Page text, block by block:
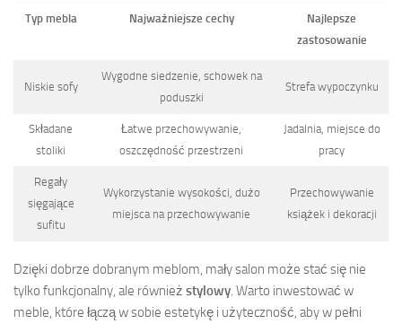
Typ mebla Najważniejsze cechy
Najlepsze
zastosowanie
Niskie sofy
Wygodne siedzenie, schowek na
poduszki
Strefa wypoczynku
Składane
stoliki
Łatwe przechowywanie,
oszczędność przestrzeni
Jadalnia, miejsce do
pracy
Regały
sięgające
sufitu
Wykorzystanie wysokości, dużo
miejsca na przechowywanie
Przechowywanie
książek i dekoracji
Dzięki dobrze dobranym meblom, mały salon może stać się nie
tylko funkcjonalny, ale również stylowy. Warto inwestować w
meble, które łączą w sobie estetykę i użyteczność, aby w pełni